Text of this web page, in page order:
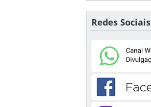
Redes Sociais